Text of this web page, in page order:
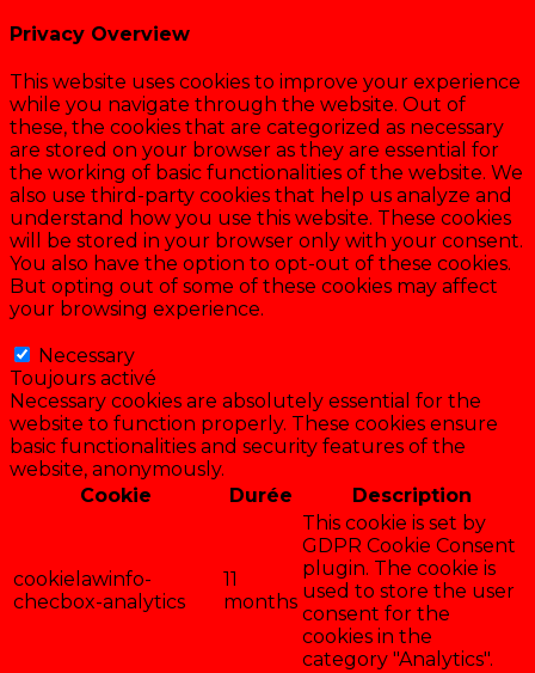
Privacy Overview
This website uses cookies to improve your experience
while you navigate through the website. Out of
these, the cookies that are categorized as necessary
are stored on your browser as they are essential for
the working of basic functionalities of the website. We
also use third-party cookies that help us analyze and
understand how you use this website. These cookies
will be stored in your browser only with your consent.
You also have the option to opt-out of these cookies.
But opting out of some of these cookies may affect
your browsing experience.
Necessary
Toujours activé
Necessary cookies are absolutely essential for the
website to function properly. These cookies ensure
basic functionalities and security features of the
website, anonymously.
Cookie
Durée Description
cookielawinfo-
checbox-analytics
11
months
This cookie is set by
GDPR Cookie Consent
plugin. The cookie is
used to store the user
consent for the
cookies in the
category "Analytics".